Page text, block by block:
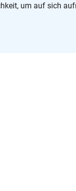
um auf sich